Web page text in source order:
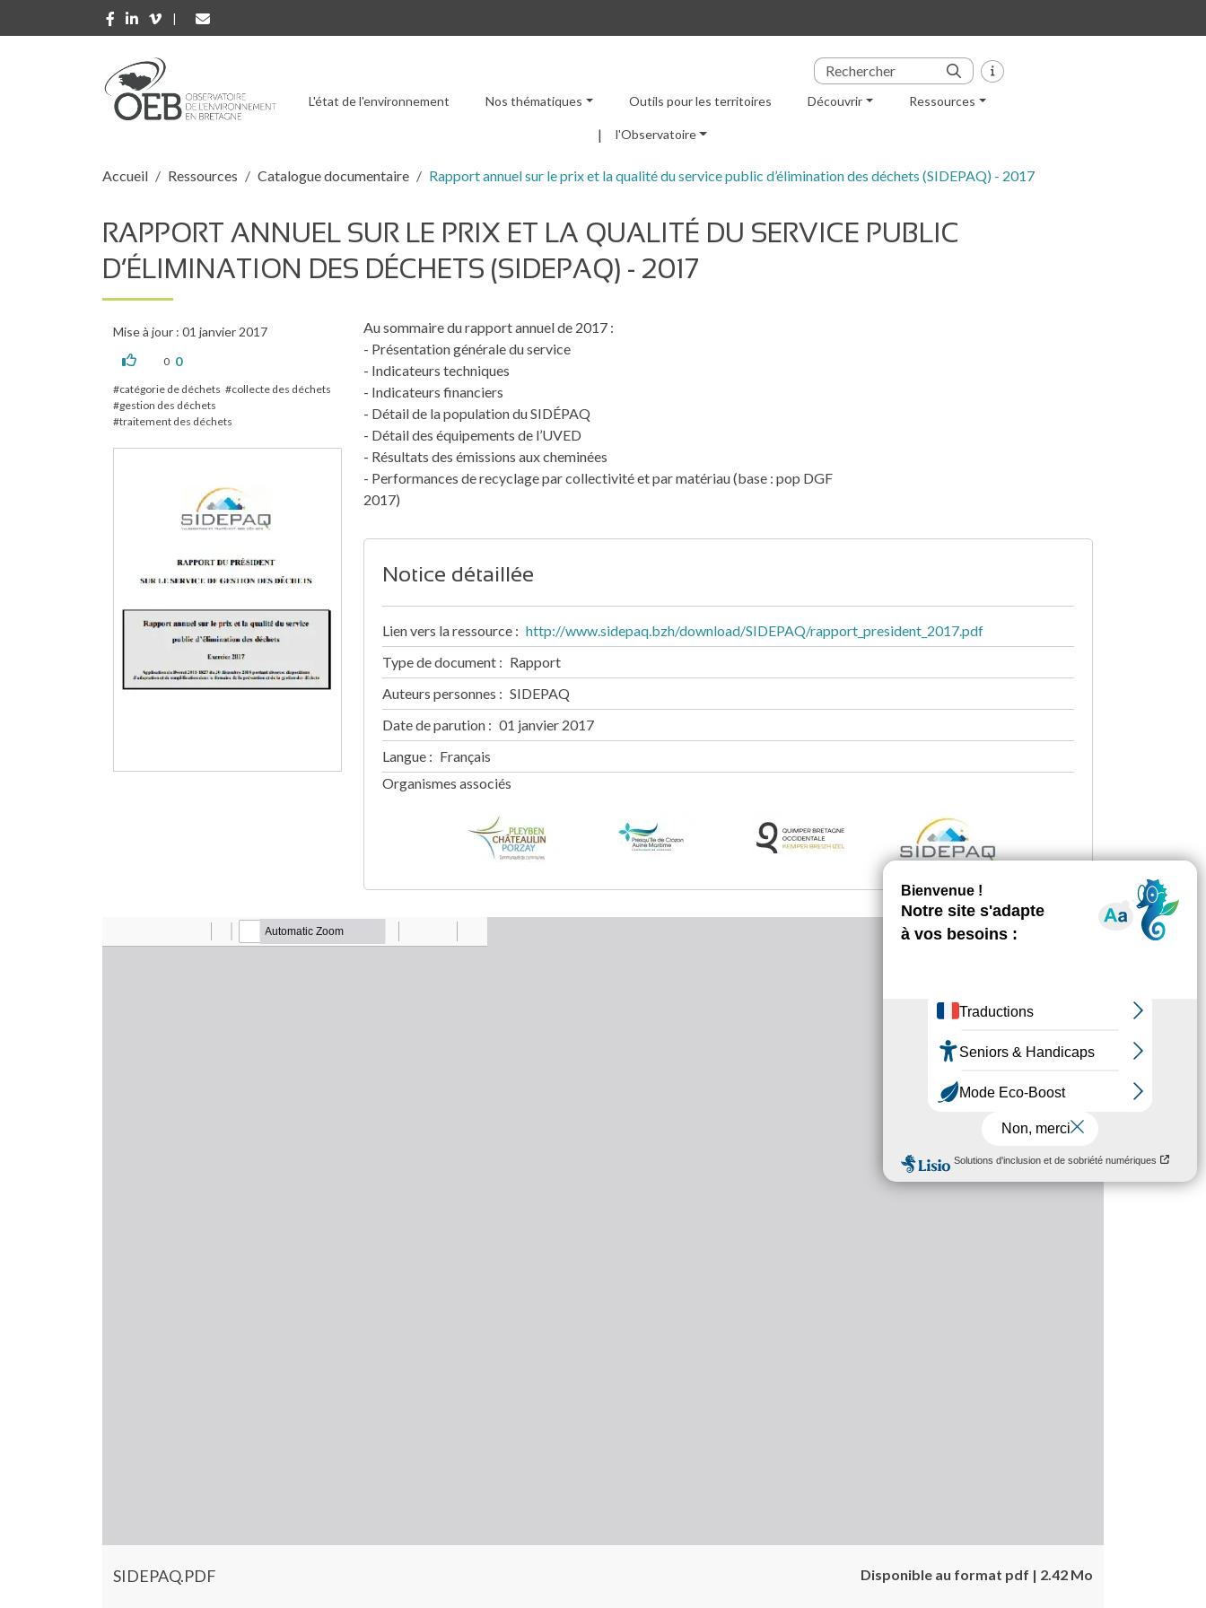
Aller au contenu principal
Menu principal
L'état de l'environnement Nos thématiques Outils pour les territoires Découvrir Ressources
l'Observatoire
Fil d'Ariane
Accueil Ressources Catalogue documentaire Rapport annuel sur le prix et la qualité du service public d’élimination des déchets (SIDEPAQ) - 2017
RAPPORT ANNUEL SUR LE PRIX ET LA QUALITÉ DU SERVICE PUBLIC
D’ÉLIMINATION DES DÉCHETS (SIDEPAQ) - 2017
Mise à jour : 01 janvier 2017
0 0
catégorie de déchets
collecte des déchets
gestion des déchets
traitement des déchets
Au sommaire du rapport annuel de 2017 :
- Présentation générale du service
- Indicateurs techniques
- Indicateurs financiers
- Détail de la population du SIDÉPAQ
- Détail des équipements de l’UVED
- Résultats des émissions aux cheminées
- Performances de recyclage par collectivité et par matériau (base : pop DGF
2017)
Notice détaillée
Lien vers la ressource
http://www.sidepaq.bzh/download/SIDEPAQ/rapport_president_2017.pdf
Type de document
Rapport
Auteurs personnes
SIDEPAQ
Date de parution
01 janvier 2017
Langue
Français
Organismes associés
SIDEPAQ.PDF Disponible au format pdf | 2.42 Mo